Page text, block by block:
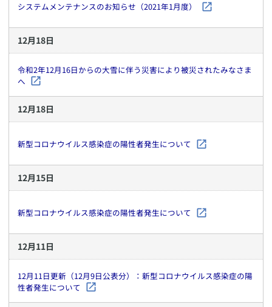
システムメンテナンスのお知らせ（2021年1月度）
12月18日
令和2年12月16日からの大雪に伴う災害により被災されたみなさま
へ
12月18日
新型コロナウイルス感染症の陽性者発生について
12月15日
新型コロナウイルス感染症の陽性者発生について
12月11日
12月11日更新（12月9日公表分）：新型コロナウイルス感染症の陽
性者発生について